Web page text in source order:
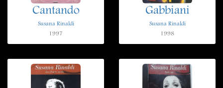
Cantando
Susana Rinaldi
1997
Gabbiani
Susana Rinaldi
1998